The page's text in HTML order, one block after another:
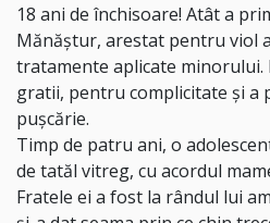
18 ani de închisoare! Atât a
Mănăștur, arestat pentru viol
tratamente aplicate minorului.
gratii, pentru complicitate și a
pușcărie.
Timp de patru ani, o
de tatăl vitreg, cu acordul
Fratele ei a fost la rândul lui